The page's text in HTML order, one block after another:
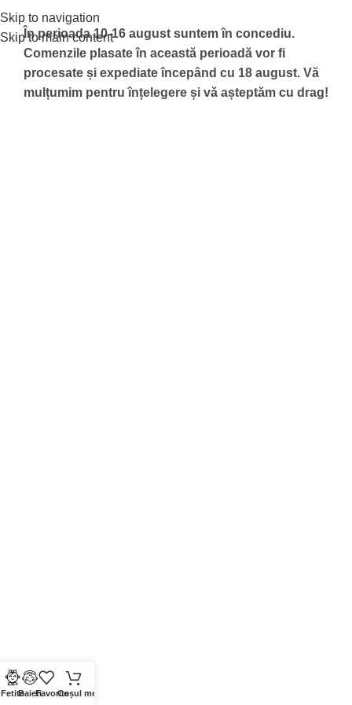
Skip to navigation
Skip to main content
Livrare gratuita in Romania la comenzile de peste 700 ron.
Livram in 23 tari din Europa.
În perioada 10-16 august suntem în concediu.
Comenzile plasate în această perioadă vor fi
procesate și expediate începând cu 18 august. Vă
mulțumim pentru înțelegere și vă așteptăm cu drag!
FetiteBaietiFavoriteCoșul meu